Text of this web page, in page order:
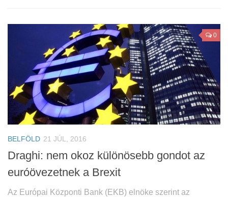
0
BELFÖLD 21 JÚL, 2016
Draghi: nem okoz különösebb gondot az
euróövezetnek a Brexit
Az Európai Központi Bank (EKB) elnöke szerint az